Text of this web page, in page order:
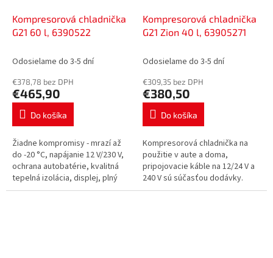
Kompresorová chladnička
G21 60 l, 6390522
Odosielame do 3-5 dní
€378,78 bez DPH
€465,90
Do košíka
Žiadne kompromisy - mrazí až
do -20 °C, napájanie 12 V/230 V,
ochrana autobatérie, kvalitná
tepelná izolácia, displej, plný
chladiaci výkon aj počas
Kompresorová chladnička
G21 Zion 40 l, 63905271
Odosielame do 3-5 dní
€309,35 bez DPH
€380,50
Do košíka
Kompresorová chladnička na
použitie v aute a doma,
pripojovacie káble na 12/24 V a
240 V sú súčasťou dodávky.
Objem 40 l, otočné veko,